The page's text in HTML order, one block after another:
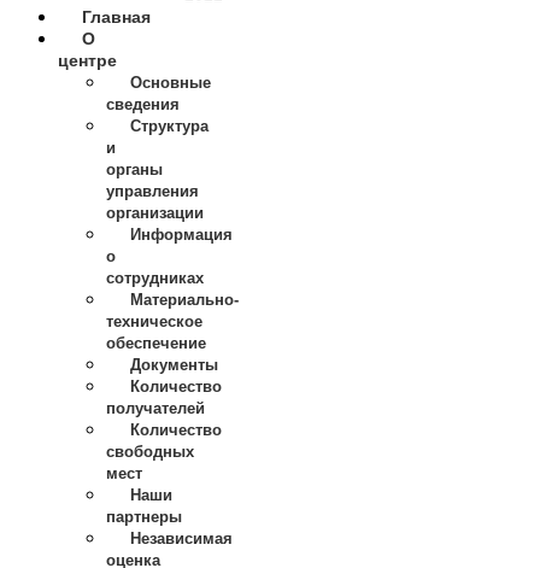
Главная
О
центре
Основные
сведения
Структура
и
органы
управления
организации
Информация
о
сотрудниках
Материально-
техническое
обеспечение
Документы
Количество
получателей
Количество
свободных
мест
Наши
партнеры
Независимая
оценка